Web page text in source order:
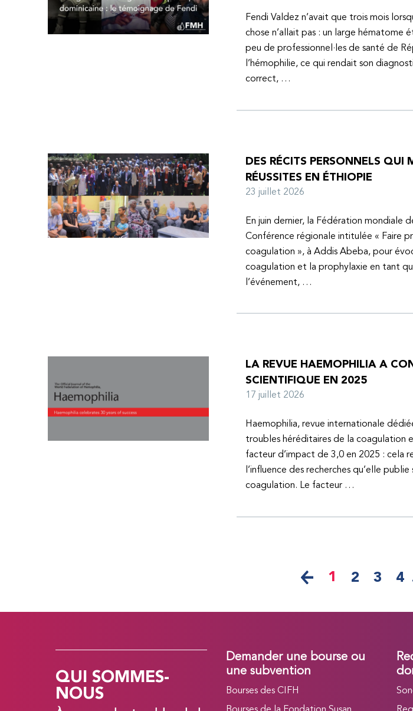
Fendi Valdez n’avait que trois mois
chose n’allait pas : un large hématome
peu de professionnel·les de santé de
l’hémophilie, ce qui rendait son
correct, …
DES RÉCITS PERSONNELS
RÉUSSITES EN ÉTHIOPIE
23 juillet 2026
En juin dernier, la Fédération mondiale
Conférence régionale intitulée « Faire
coagulation », à Addis Abeba, pour
coagulation et la prophylaxie en tant
l’événement, …
LA REVUE HAEMOPHILIA A
SCIENTIFIQUE EN 2025
17 juillet 2026
Haemophilia, revue internationale
troubles héréditaires de la coagulation
facteur d’impact de 3,0 en 2025 : cela
l’influence des recherches qu’elle
coagulation. Le facteur …
1 2 3 4
QUI SOMMES-
NOUS
Demander une bourse ou
une subvention
Bourses des CIFH